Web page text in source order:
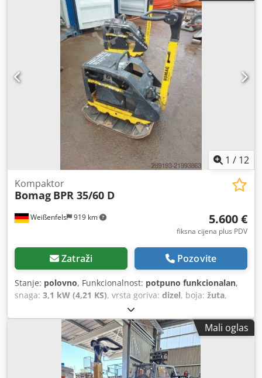
1 / 12
Weißenfels 919 km
Kompaktor
Bomag BPR 35/60 D
5.600 €
fiksna cijena plus PDV
Zatraži Pozovite
Stanje: polovno, Funkcionalnost: potpuno funkcionalan,
snaga: 3,1 kW (4,21 KS), vrsta goriva: dizel, boja: žuta,
, Godina izgradnje:
mašine/vozila:2476268,
Mali oglas